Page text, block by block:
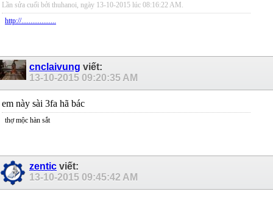
Lần sửa cuối bởi thuhanoi, ngày 13-10-2015 lúc 08:16:22 AM .
http://...................
cnclaivung viết:
13-10-2015 09:20:35 AM
em này sài 3fa hã bác
thợ mộc hàn sắt
zentic viết:
13-10-2015 09:45:42 AM